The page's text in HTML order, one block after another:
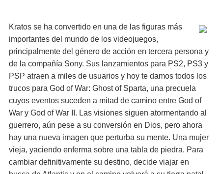
Kratos se ha convertido en una de las figuras más
importantes del mundo de los videojuegos,
principalmente del género de acción en tercera persona y
de la compañía Sony. Sus lanzamientos para PS2, PS3 y
PSP atraen a miles de usuarios y hoy te damos todos los
trucos para God of War: Ghost of Sparta, una precuela
cuyos eventos suceden a mitad de camino entre God of
War y God of War II. Las visiones siguen atormentando al
guerrero, aún pese a su conversión en Dios, pero ahora
hay una nueva imagen que perturba su mente. Una mujer
vieja, yaciendo enferma sobre una tabla de piedra. Para
cambiar definitivamente su destino, decide viajar en